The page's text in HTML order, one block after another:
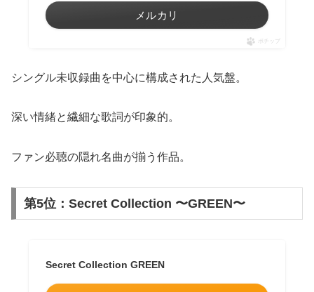
メルカリ
ポチップ
シングル未収録曲を中心に構成された人気盤。
深い情緒と繊細な歌詞が印象的。
ファン必聴の隠れ名曲が揃う作品。
第5位：Secret Collection 〜GREEN〜
Secret Collection GREEN